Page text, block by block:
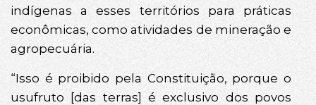
indígenas a esses territórios para práticas
econômicas, como atividades de mineração e
agropecuária.
“Isso é proibido pela Constituição, porque o
usufruto [das terras] é exclusivo dos povos